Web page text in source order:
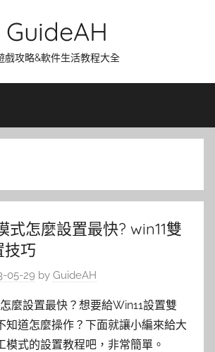
GuideAH
戲攻略&軟件生活教程大全
式怎麼設置最快? win11雙
技巧
05-29 by GuideAH
麼設置最快？想要給Win11設置雙
知道怎麼操作？下面就讓小編來給大
模式的設置教程吧，非常簡單。